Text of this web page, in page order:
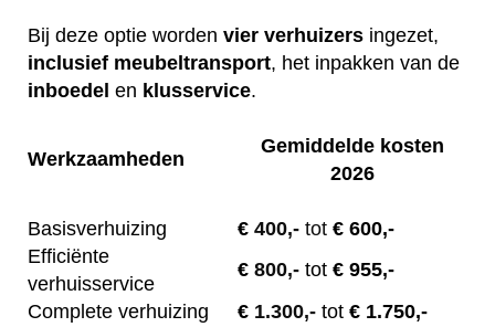
Bij deze optie worden vier verhuizers ingezet,
inclusief meubeltransport, het inpakken van de
inboedel en klusservice.
Werkzaamheden
Gemiddelde kosten
2026
Basisverhuizing € 400,- tot € 600,-
Efficiënte
verhuisservice
€ 800,- tot € 955,-
Complete verhuizing
€ 1.300,- tot € 1.750,-